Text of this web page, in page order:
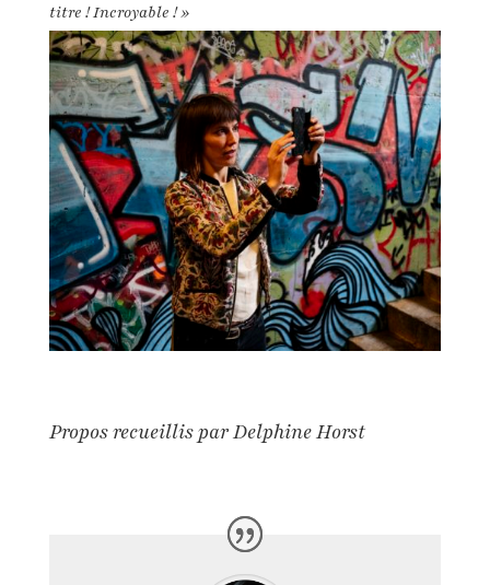
titre ! Incroyable ! »
Propos recueillis par Delphine Horst